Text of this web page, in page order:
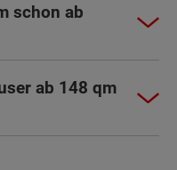
schon ab
ab 148 qm